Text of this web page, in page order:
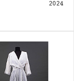
2024